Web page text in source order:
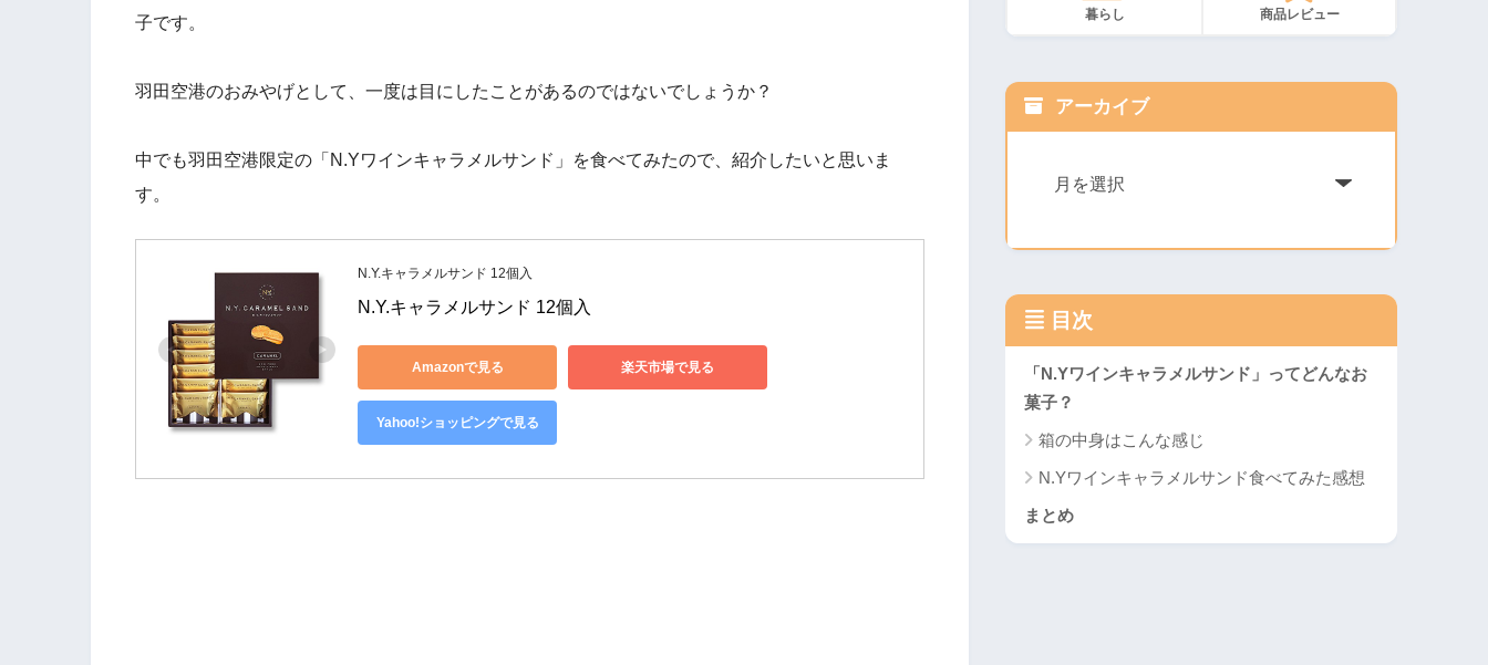
子です。
羽田空港のおみやげとして、一度は目にしたことがあるのではないでしょうか？
中でも羽田空港限定の「N.Yワインキャラメルサンド」を食べてみたので、紹介したいと思いま
す。
N.Y.キャラメルサンド 12個入
N.Y.キャラメルサンド 12個入
Amazonで見る 楽天市場で見る
Yahoo!ショッピングで見る
暮らし 商品レビュー
アーカイブ
ア
ブ
目次
「N.Yワインキャラメルサンド」ってどんなお
菓子？
箱の中身はこんな感じ
N.Yワインキャラメルサンド食べてみた感想
まとめ